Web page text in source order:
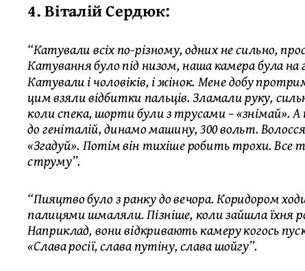
4. Віталій Сердюк:
“Катували всіх по-різному, одних не сильно,
Катування було під низом, наша камера була
Катували і чоловіків, і жінок. Мене добу
цим взяли відбитки пальців. Зламали руку,
коли спека, шорти були з трусами – «знімай».
до геніталій, динамо машину, 300 вольт.
«Згадуй». Потім він тихіше робить трохи. Все
струму”.
“Пияцтво було з ранку до вечора. Коридором
палицями шмаляли. Пізніше, коли зайшла їхня
Наприклад, вони відкривають камеру когось
«Слава росії, слава путіну, слава шойгу”.